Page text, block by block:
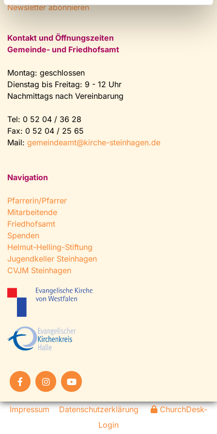
Newsletter abonnieren
Kontakt und Öffnungszeiten
Gemeinde- und Friedhofsamt
Montag: geschlossen
Dienstag bis Freitag: 9 - 12 Uhr
Nachmittags nach Vereinbarung
Tel: 0 52 04 / 36 28
Fax: 0 52 04 / 25 65
Mail: gemeindeamt@kirche-steinhagen.de
Navigation
Pfarrerin/Pfarrer
Mitarbeitende
Friedhofsamt
Spenden
Helmut-Helling-Stiftung
Jugendkeller Steinhagen
CVJM Steinhagen
Impressum Datenschutzerklärung
ChurchDesk-
Login